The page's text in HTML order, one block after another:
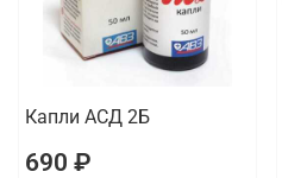
Капли АСД 2Б
690 ₽